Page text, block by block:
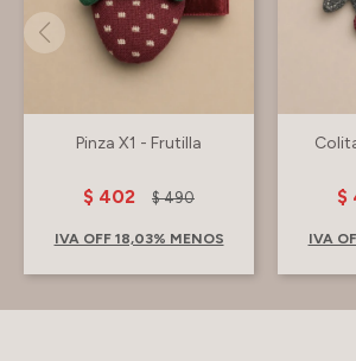
Pinza X1 - Frutilla
$ 402 $ 490
IVA OFF 18,03% MENOS
$
IVA